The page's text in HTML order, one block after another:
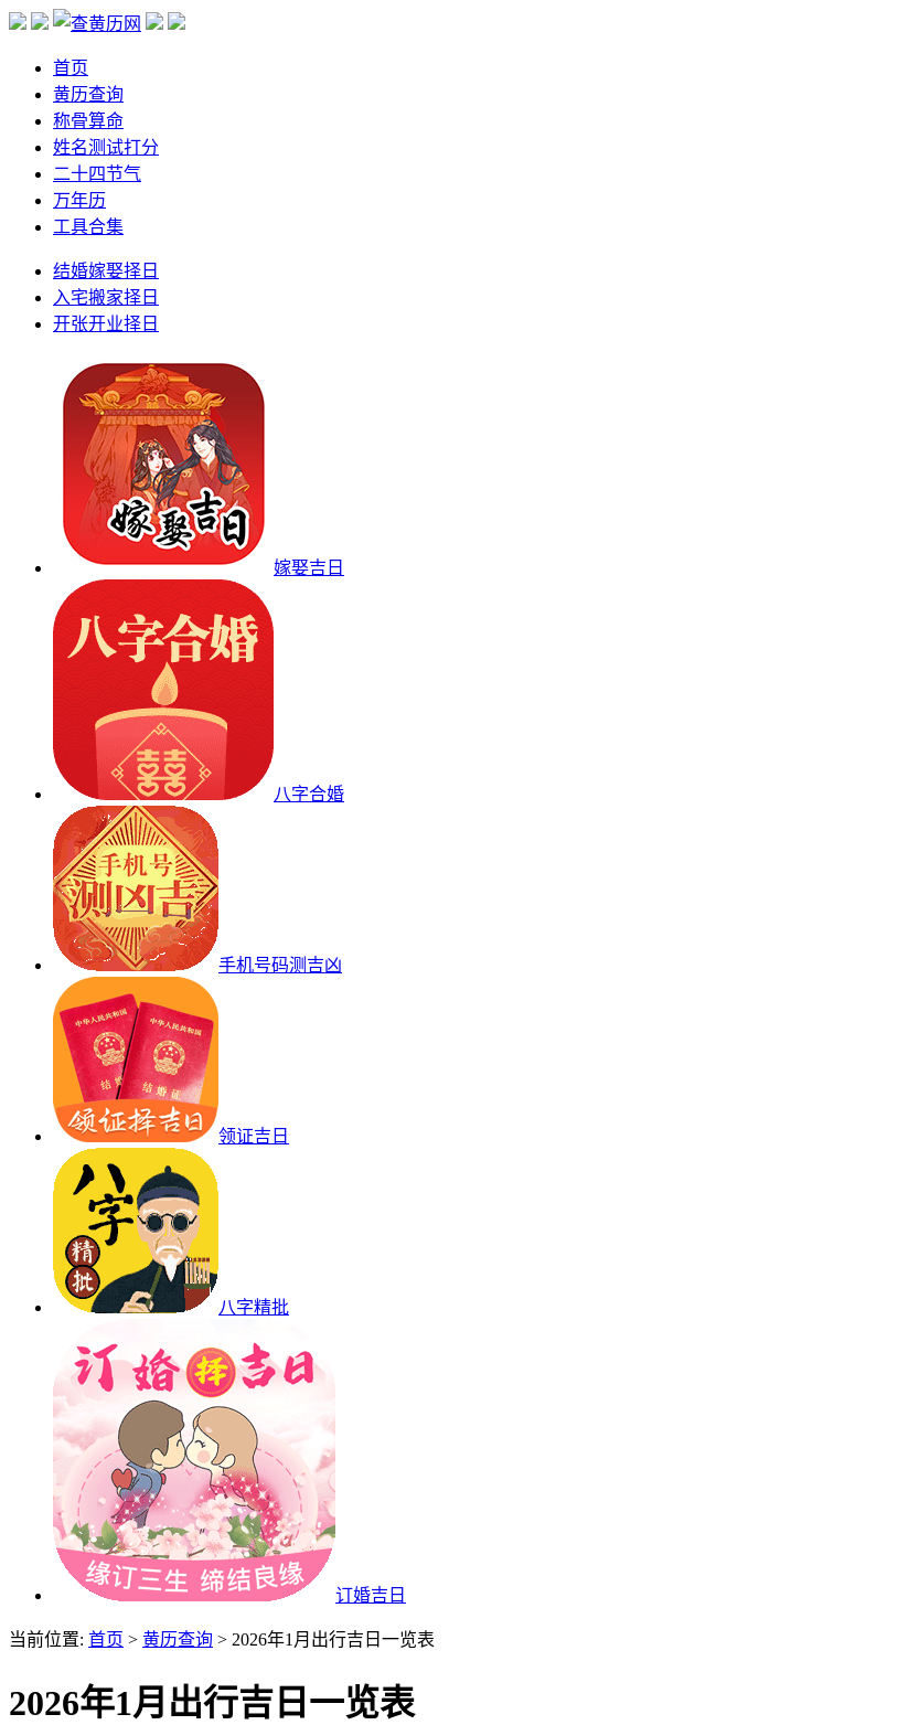
首页
黄历查询
称骨算命
姓名测试打分
二十四节气
万年历
工具合集
结婚嫁娶择日
入宅搬家择日
开张开业择日
嫁娶吉日
八字合婚
手机号码测吉凶
领证吉日
八字精批
订婚吉日
当前位置: 首页 > 黄历查询 > 2026年1月出行吉日一览表
2026年1月出行吉日一览表